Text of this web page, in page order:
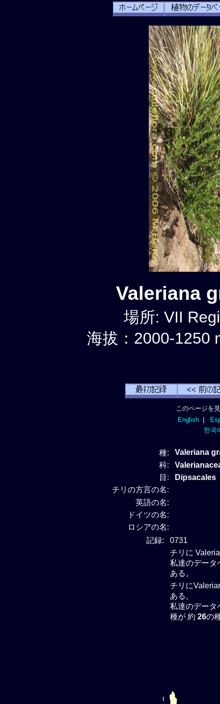
Valeriana
場所: VII
海拔：2000-1250
このページを
English|
한국
種:
Valeriana
科:
目:
Dipsacales
チリの方言の名:
英語の名:
ドイツの名:
ロシアの名:
記録:
0731
チリに
私達のデータ
ある。
チリに
ある。
私達のデータ
種が 約 26の